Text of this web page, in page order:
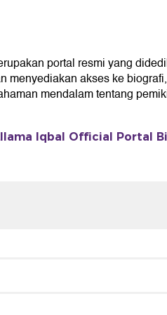
portal resmi yang
menyediakan akses ke
mendalam tentang
Iqbal Official Portal